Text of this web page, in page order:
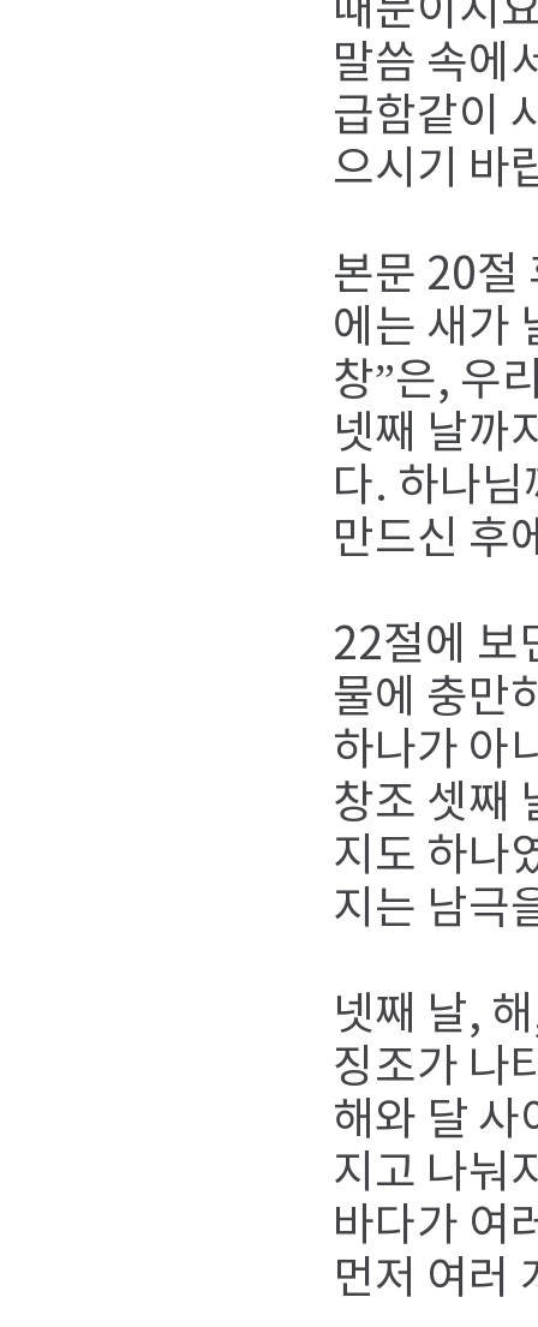
때문이지
말씀 속에
급함같이
으시기 바
본문 20절
에는 새가
창”은, 우
넷째 날까
다. 하나
만드신 후
22절에 보
물에 충만
하나가 아
창조 셋째
지도 하나
지는 남극
넷째 날,
징조가 나
해와 달 사
지고 나눠
바다가 여
먼저 여러